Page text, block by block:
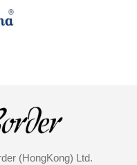
(HongKong) Ltd.